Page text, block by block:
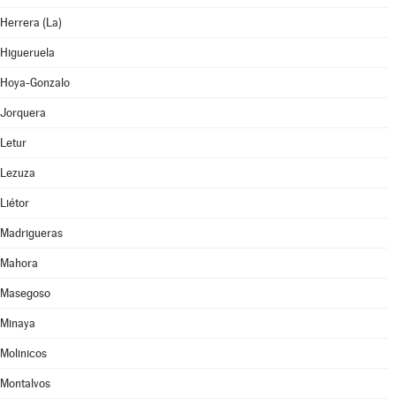
Herrera (La)
Higueruela
Hoya-Gonzalo
Jorquera
Letur
Lezuza
Liétor
Madrigueras
Mahora
Masegoso
Minaya
Molinicos
Montalvos